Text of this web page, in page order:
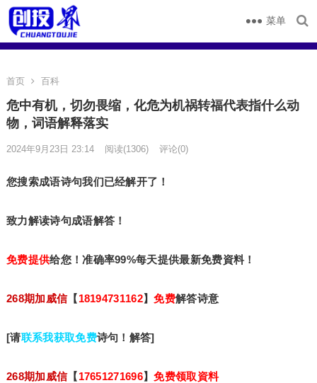
菜单
首页 百科
危中有机，切勿畏缩，化危为机祸转福代表指什么动
物，词语解释落实
2024年9月23日 23:14 阅读(1306) 评论(0)
您搜索成语诗句我们已经解开了！
致力解读诗句成语解答！
免费提供给您！准确率99%每天提供最新免费資料！
268期加威信【 18194731162】免费解答诗意
[请联系我获取免费诗句！解答]
268期加威信【 17651271696】免费领取資料